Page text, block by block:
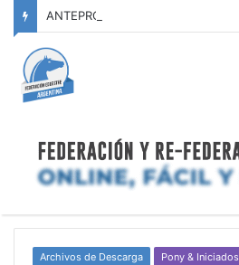
Archivos de Descarga Pony & Iniciados